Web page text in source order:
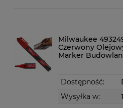
Milwaukee
Czerwony
Marker
Dostępność:
Wysyłka w: